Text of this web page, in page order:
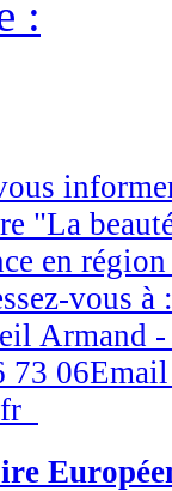
"La
en
vous
Armand -
73